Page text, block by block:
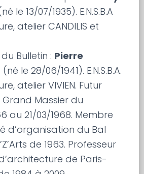
le 13/07/1935). E.N.S.B.A
atelier CANDILIS et
Bulletin : Pierre
(né le 28/06/1941). E.N.S.B.A.
atelier VIVIEN. Futur
Grand Massier du
au 21/03/1968. Membre
d’organisation du Bal
de 1963. Professeur
de Paris-